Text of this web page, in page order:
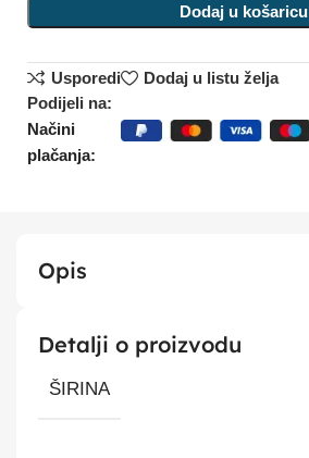
Dodaj u košaricu
Usporedi
Dodaj u listu želja
Podijeli na:
Načini
plačanja:
Opis
Detalji o proizvodu
ŠIRINA